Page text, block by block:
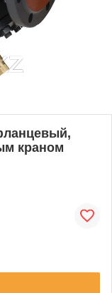
краном